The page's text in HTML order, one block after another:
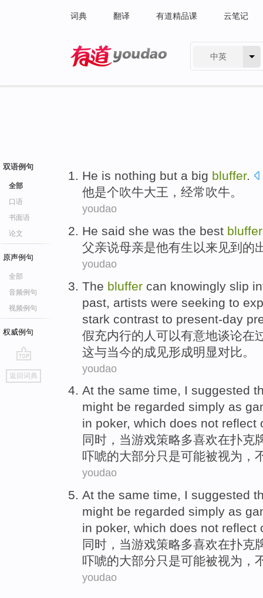
词典 翻译 有道精品课 云笔记
中英
双语例句
全部
口语
书面语
论文
原声例句
全部
音频例句
视频例句
权威例句
go
top
返回词典
He is nothing but a big bluffer.
他是个吹牛大王 ，经常吹牛。
youdao
He said she was the best bluffer
父亲说母亲是他有生 以来见到 的
youdao
The bluffer can knowingly slip
past artists were seeking to
stark contrast to present-day
假充内行的 人 可以有意地谈论在
这与当今的成见形成明显对比。
youdao
At the same time, I suggested
might be regarded simply as
in poker, which does not reflect
同时 ， 当游戏策略多喜欢在扑克
吓唬的大部分只是可能被视为，
youdao
At the same time, I suggested
might be regarded simply as
in poker, which does not reflect
同时 ， 当游戏策略多喜欢在扑克
吓唬的大部分只是可能被视为，
youdao